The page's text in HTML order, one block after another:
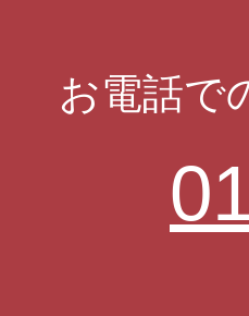
お電話で